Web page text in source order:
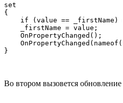
set
{
if (value == _firstName)
    _firstName = value;
    OnPropertyChanged();
Во втором вызовется